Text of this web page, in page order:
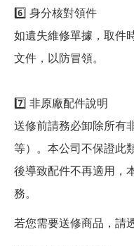
6️⃣ 身分核對領件
如遺失維修單據，取件
文件，以防冒領。
7️⃣ 非原廠配件說明
送修前請務必卸除所有
等）。本公司不保證此
後導致配件不再適用，
務。
若您需要送修商品，請